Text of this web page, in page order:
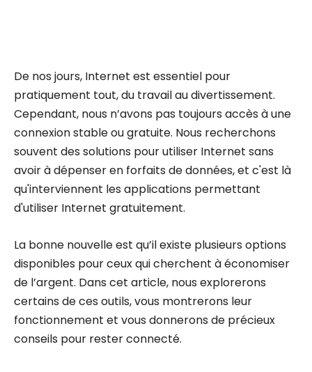
De nos jours, Internet est essentiel pour
pratiquement tout, du travail au divertissement.
Cependant, nous n’avons pas toujours accès à une
connexion stable ou gratuite. Nous recherchons
souvent des solutions pour utiliser Internet sans
avoir à dépenser en forfaits de données, et c'est là
qu'interviennent les applications permettant
d'utiliser Internet gratuitement.
La bonne nouvelle est qu’il existe plusieurs options
disponibles pour ceux qui cherchent à économiser
de l’argent. Dans cet article, nous explorerons
certains de ces outils, vous montrerons leur
fonctionnement et vous donnerons de précieux
conseils pour rester connecté.